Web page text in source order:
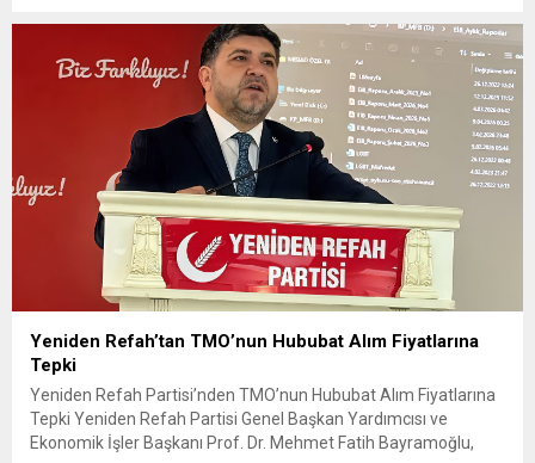
itibaren iki takım da kontrollü bir oyun sergilerken, Avustralya
özellikle hızlı hücumlarla etkili olmaya...
Yeniden Refah’tan TMO’nun Hububat Alım Fiyatlarına
Tepki
Yeniden Refah Partisi’nden TMO’nun Hububat Alım Fiyatlarına
Tepki Yeniden Refah Partisi Genel Başkan Yardımcısı ve
Ekonomik İşler Başkanı Prof. Dr. Mehmet Fatih Bayramoğlu,